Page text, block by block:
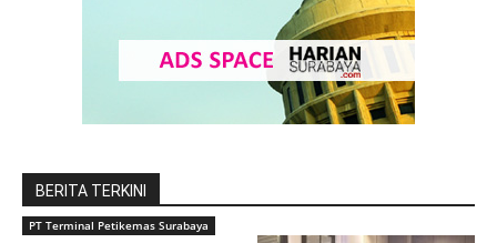
BERITA TERKINI
PT Terminal Petikemas Surabaya